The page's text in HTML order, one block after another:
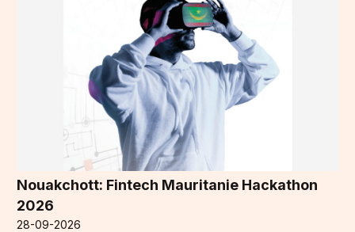
Nouakchott: Fintech Mauritanie Hackathon
2026
28-09-2026